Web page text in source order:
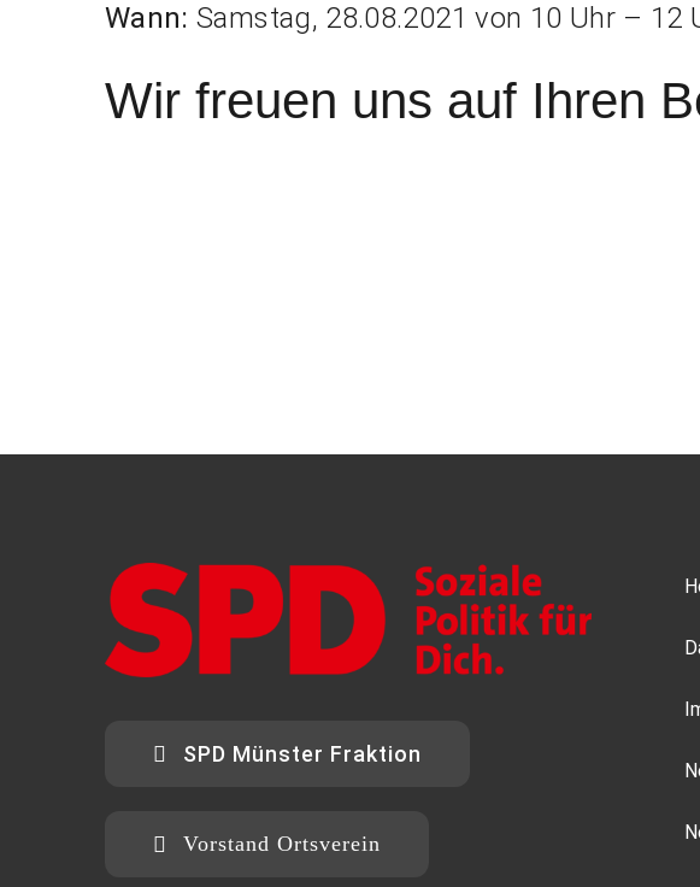
Wann: Samstag, 28.08.2021 von 10 Uhr – 12
Wir freuen uns auf Ihren
SPD Münster Fraktion
Vorstand Ortsverein